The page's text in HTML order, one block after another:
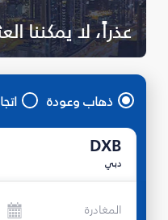
عذراً، لا يمكننا
ذهاب وعودة
DXB
دبي
المغادرة